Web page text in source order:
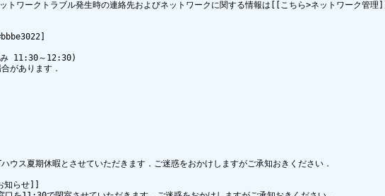
ークトラブル発生時の連絡先およびネットワークに関する情報は[[こちら>ネットワーク管理
み 11:30～12:30)
があります．
期休暇とさせていただきます．ご迷惑をおかけしますがご承知おきください．
知らせ]]